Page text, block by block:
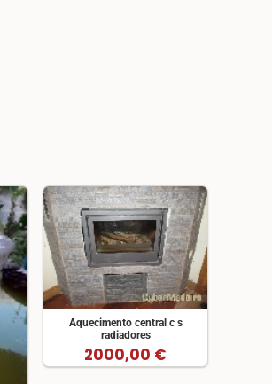
Aquecimento central c s
radiadores
2000,00 €